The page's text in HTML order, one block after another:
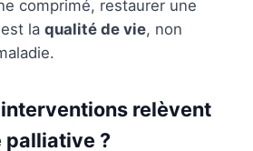
comprimé, restaurer une
la qualité de vie, non
relèvent
palliative ?